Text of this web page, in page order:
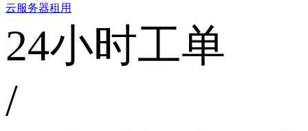
云服务器租用
24小时工单
/